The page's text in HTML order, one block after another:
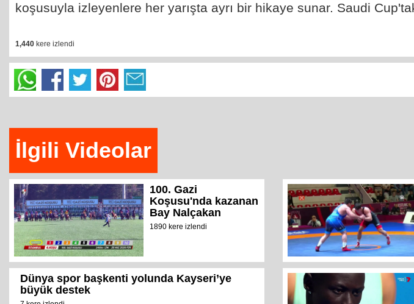
koşusuyla izleyenlere her yarışta ayrı bir hikaye sunar. Saudi
1,440 kere izlendi
İlgili Videolar
100. Gazi
Koşusu'nda kazanan
Bay Nalçakan
1890 kere izlendi
Dünya spor başkenti yolunda Kayseri’ye
büyük destek